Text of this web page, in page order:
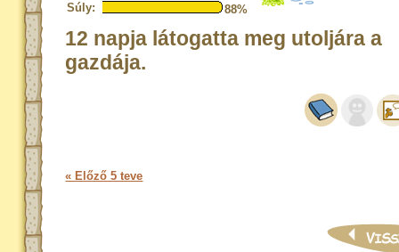
Súly:
88%
12 napja látogatta meg utoljára a
gazdája.
« Előző 5 teve